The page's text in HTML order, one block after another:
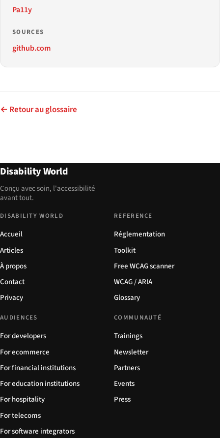
Pa11y
SOURCES
github.com
← Retour au glossaire
Disability World
Conçu avec soin, l'accessibilité
avant tout.
DISABILITY WORLD
Accueil
Articles
À propos
Contact
Privacy
REFERENCE
Réglementation
Toolkit
Free WCAG scanner
WCAG / ARIA
Glossary
AUDIENCES
For developers
For ecommerce
For financial institutions
For education institutions
For hospitality
For telecoms
For software integrators
COMMUNAUTÉ
Trainings
Newsletter
Partners
Events
Press